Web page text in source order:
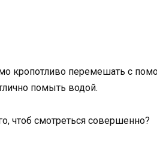
кропотливо перемешать с
помыть водой.
чтоб смотреться совершенно?